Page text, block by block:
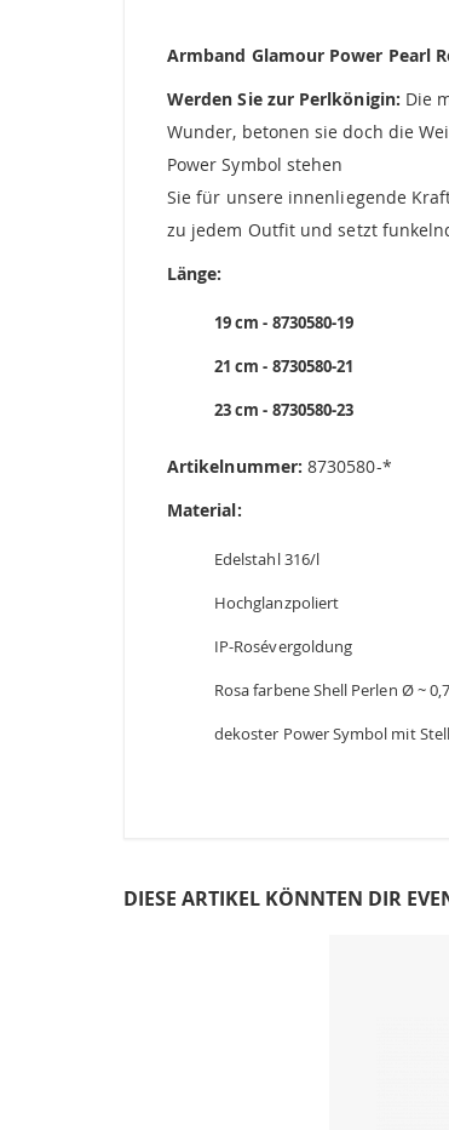
Armband Glamour Power Pearl
Werden Sie zur Perlkönigin: Die
Wunder, betonen sie doch die
Power Symbol stehen
Sie für unsere innenliegende
zu jedem Outfit und setzt
Länge:
19 cm - 8730580-19
21 cm - 8730580-21
23 cm - 8730580-23
Artikelnummer:8730580-*
Material:
Edelstahl 316/l
Hochglanzpoliert
IP-Rosévergoldung
Rosa farbene Shell Perlen Ø ~
dekoster Power Symbol mit
DIESE ARTIKEL KÖNNTEN DIR